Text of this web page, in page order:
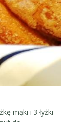
mąki i 3 łyżki